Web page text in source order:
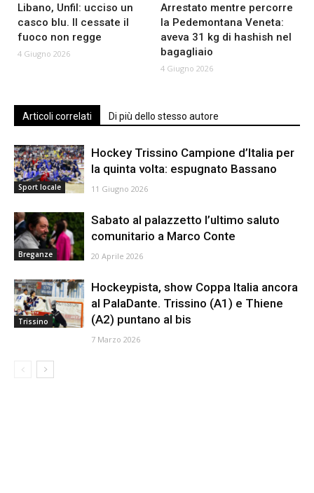
Libano, Unfil: ucciso un
casco blu. Il cessate il
fuoco non regge
4 Giugno 2026
Arrestato mentre percorre
la Pedemontana Veneta:
aveva 31 kg di hashish nel
bagagliaio
4 Giugno 2026
Articoli correlati Di più dello stesso autore
Sport locale
Hockey Trissino Campione d’Italia per
la quinta volta: espugnato Bassano
11 Giugno 2026
Breganze
Sabato al palazzetto l’ultimo saluto
comunitario a Marco Conte
20 Aprile 2026
Trissino
Hockeypista, show Coppa Italia ancora
al PalaDante. Trissino (A1) e Thiene
(A2) puntano al bis
7 Marzo 2026